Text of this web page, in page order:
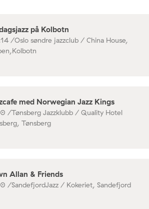
på Kolbotn
/Oslo søndre jazzclub / China House,
med Norwegian Jazz Kings
/Tønsberg Jazzklubb / Quality Hotel
Tønsberg
Allan & Friends
/SandefjordJazz / Kokeriet, Sandefjord